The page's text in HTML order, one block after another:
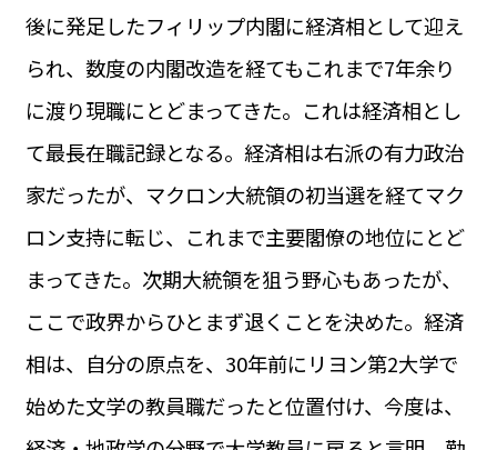
TAG
タグ
#パリ
#お土産 #トリビア
#データで読み解くフランス
#フランス郵便情報
#フランスの教育制度
#アプリ
#いざという時に
#カルカッソンヌ Carcassonne
#サステナブル
#フランス生活
#レシピ #ビューティー
#コスメ
#アルザス地方
#フランスの地方 #フロマージュ
#おでかけ
後に発足したフィリップ内閣に経済相として迎え
られ、数度の内閣改造を経てもこれまで7年余り
に渡り現職にとどまってきた。これは経済相とし
て最長在職記録となる。経済相は右派の有力政治
家だったが、マクロン大統領の初当選を経てマク
ロン支持に転じ、これまで主要閣僚の地位にとど
まってきた。次期大統領を狙う野心もあったが、
ここで政界からひとまず退くことを決めた。経済
相は、自分の原点を、30年前にリヨン第2大学で
始めた文学の教員職だったと位置付け、今度は、